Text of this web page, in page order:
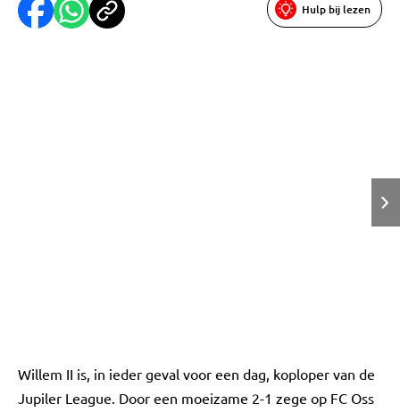
Hulp bij lezen
Willem II is, in ieder geval voor een dag, koploper van de
Jupiler League. Door een moeizame 2-1 zege op FC Oss